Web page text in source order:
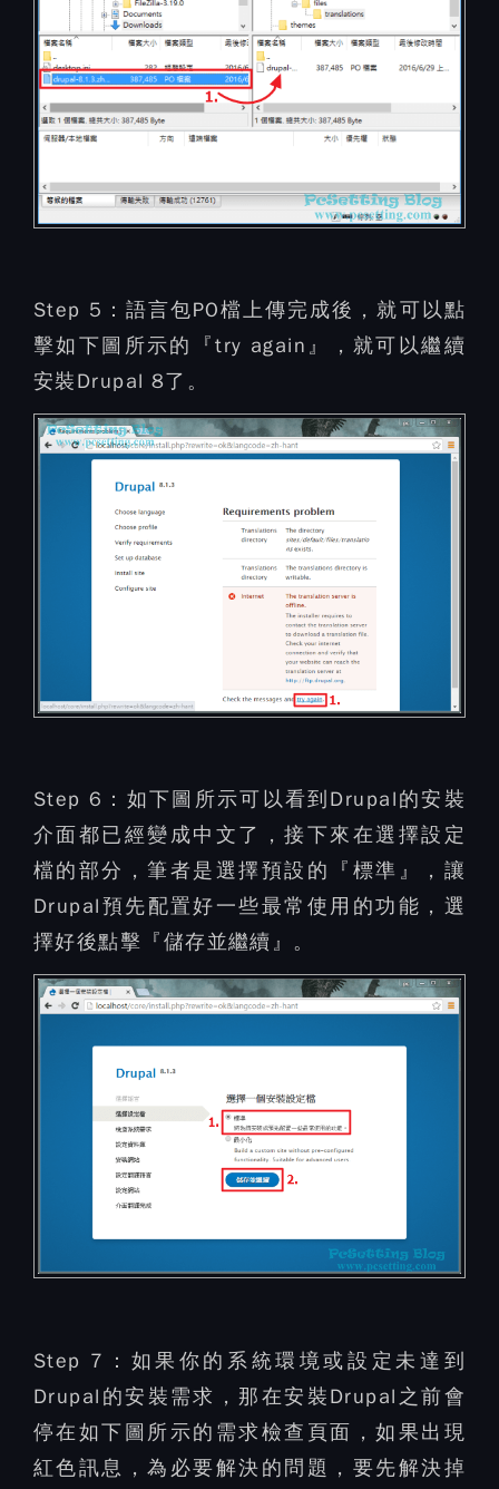
Step 5： 語言包PO檔上傳完成後，就可以點
擊如下圖所示的『try again』，就可以繼續
安裝Drupal 8了。
Step 6： 如下圖所示可以看到Drupal的安裝
介面都已經變成中文了，接下來在選擇設定
檔的部分，筆者是選擇預設的『標準』，讓
Drupal預先配置好一些最常使用的功能，選
擇好後點擊『儲存並繼續』。
Step 7： 如果你的系統環境或設定未達到
Drupal的安裝需求，那在安裝Drupal之前會
停在如下圖所示的需求檢查頁面，如果出現
紅色訊息，為必要解決的問題，要先解決掉